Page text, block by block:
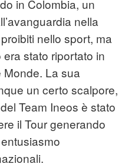
in Colombia, un
nella
nello sport, ma
stato riportato in
Monde. La sua
un certo scalpore,
Team Ineos è stato
il Tour generando